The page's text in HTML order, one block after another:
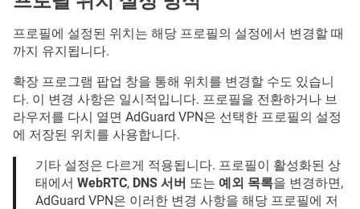
프로필에 설정된 위치는 해당 프로필의 설정에서 변경할 때
까지 유지됩니다.
확장 프로그램 팝업 창을 통해 위치를 변경할 수도 있습니
다. 이 변경 사항은 일시적입니다. 프로필을 전환하거나 브
라우저를 다시 열면 AdGuard VPN은 선택한 프로필의 설정
에 저장된 위치를 사용합니다.
기타 설정은 다르게 적용됩니다. 프로필이 활성화된 상
태에서 WebRTC, DNS 서버 또는 예외 목록을 변경하면,
AdGuard VPN은 이러한 변경 사항을 해당 프로필에 저